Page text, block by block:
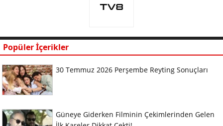
Popüler İçerikler
30 Temmuz 2026 Perşembe Reyting Sonuçları
Güneye Giderken Filminin Çekimlerinden Gelen